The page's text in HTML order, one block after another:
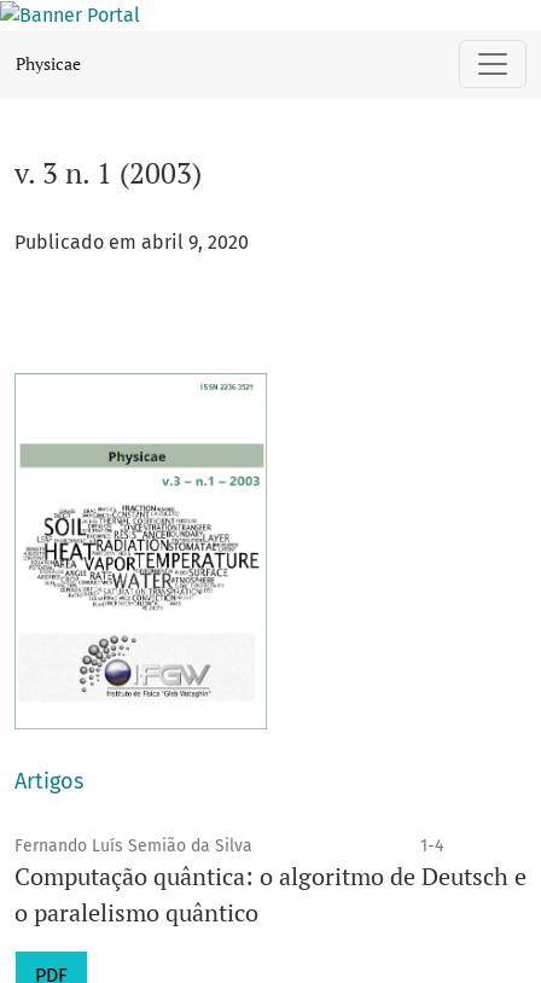
Physicae
v. 3 n. 1 (2003)
Publicado em abril 9, 2020
Artigos
Fernando Luís Semião da Silva 1-4
Computação quântica: o algoritmo de Deutsch e
o paralelismo quântico
PDF